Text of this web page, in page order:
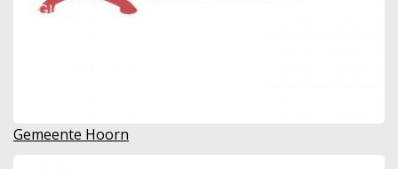
Gemeente Hoorn